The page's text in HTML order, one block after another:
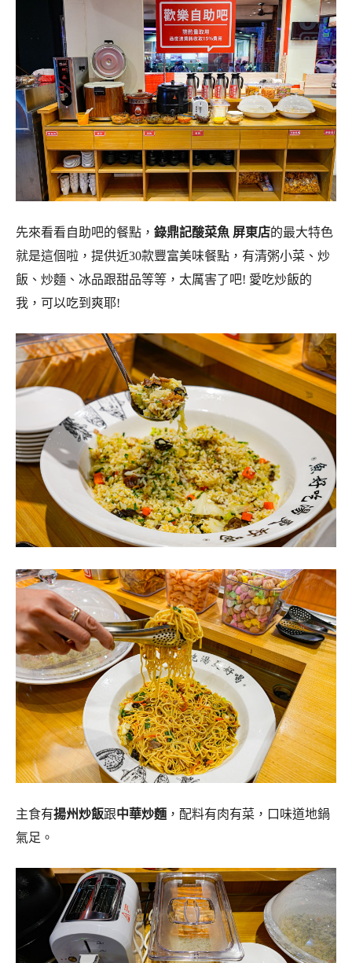
先來看看自助吧的餐點， 錄鼎記酸菜魚 屏東店的最大特色
就是這個啦，提供近30款豐富美味餐點，有清粥小菜、炒
飯、炒麵、冰品跟甜品等等，太厲害了吧! 愛吃炒飯的
我，可以吃到爽耶!
主食有揚州炒飯跟中華炒麵 ，配料有肉有菜，口味道地鍋
氣足。